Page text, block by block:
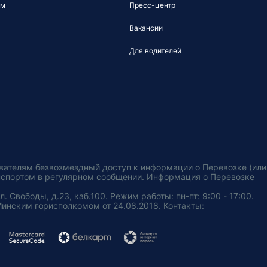
Пресс-центр
Вакансии
Для водителей
безвозмездный доступ к информации о Перевозке (или
в регулярном сообщении. Информация о Перевозке
Свободы, д.23, каб.100. Режим работы: пн-пт: 9:00 - 17:00.
горисполкомом от 24.08.2018. Контакты: